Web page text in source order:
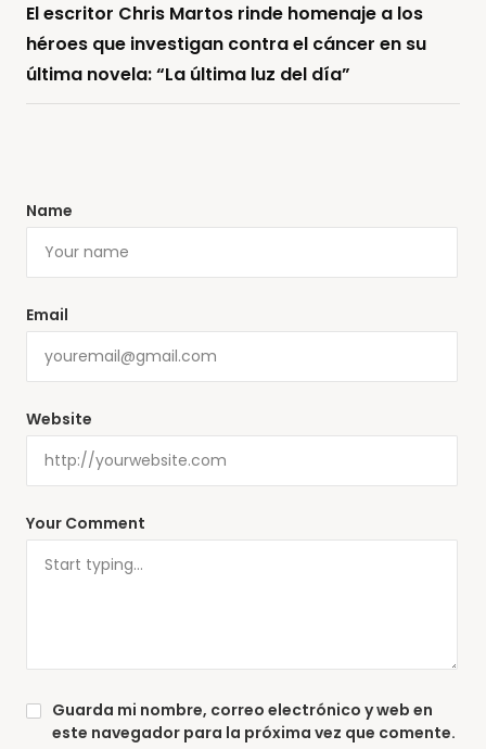
El escritor Chris Martos rinde homenaje a los
héroes que investigan contra el cáncer en su
última novela: “La última luz del día”
Your Comment
Name
Email
Website
Guarda mi nombre, correo electrónico y web en
este navegador para la próxima vez que comente.